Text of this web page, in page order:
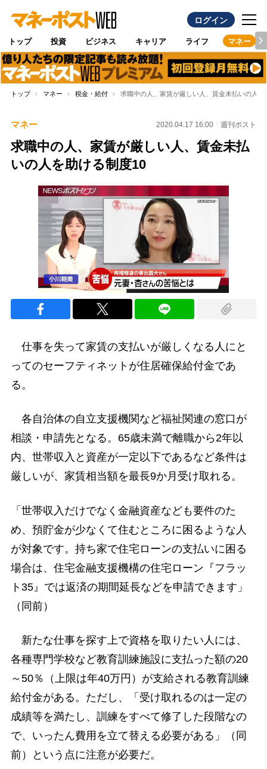
ログイン
トップ 投資 ビジネス キャリア ライフ マネー
トップ マネー 税金・給付 求職中の人、家賃が厳しい人、賃金未払いの人を
マネー 2020.04.17 16:00 週刊ポスト
求職中の人、家賃が厳しい人、賃金未払
いの人を助ける制度10
仕事を失って家賃の支払いが厳しくなる人にと
ってのセーフティネットが住居確保給付金であ
る。
各自治体の自立支援機関など福祉関連の窓口が
相談・申請先となる。65歳未満で離職から2年以
内、世帯収入と資産が一定以下であるなど条件は
厳しいが、家賃相当額を最長9か月受け取れる。
「世帯収入だけでなく金融資産なども要件のた
め、預貯金が少なくて住むところに困るような人
が対象です。持ち家で住宅ローンの支払いに困る
場合は、住宅金融支援機構の住宅ローン『フラッ
ト35』では返済の期間延長などを申請できます」
（同前）
新たな仕事を探す上で資格を取りたい人には、
各種専門学校など教育訓練施設に支払った額の20
～50％（上限は年40万円）が支給される教育訓練
給付金がある。ただし、「受け取れるのは一定の
成績等を満たし、訓練をすべて修了した段階なの
で、いったん費用を立て替える必要がある」（同
前）という点に注意が必要だ。